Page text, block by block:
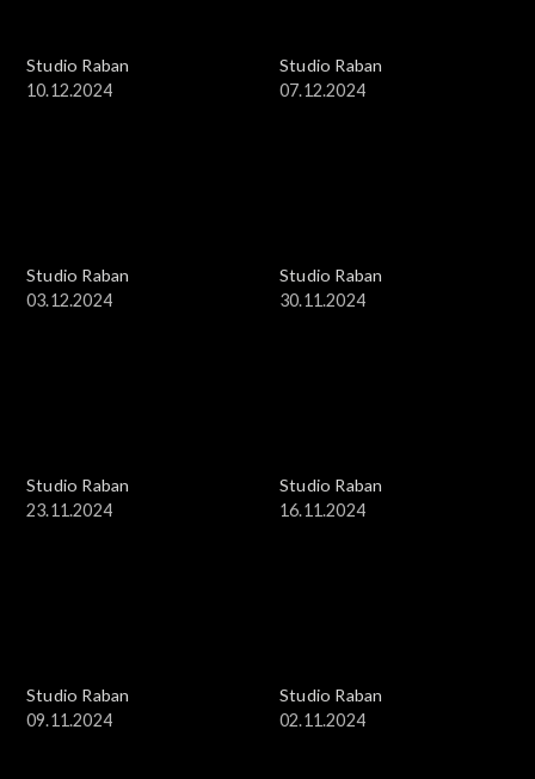
Studio Raban
10.12.2024
Studio Raban
07.12.2024
Studio Raban
03.12.2024
Studio Raban
30.11.2024
Studio Raban
23.11.2024
Studio Raban
16.11.2024
Studio Raban
09.11.2024
Studio Raban
02.11.2024